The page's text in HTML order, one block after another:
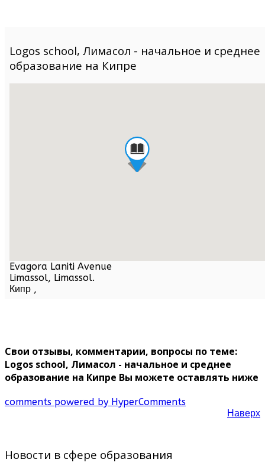
Logos school, Лимасол - начальное и среднее
образование на Кипре
Evagora Laniti Avenue
Limassol, Limassol.
Кипр ,
Свои отзывы, комментарии, вопросы по теме:
Logos school, Лимасол - начальное и среднее
образование на Кипре Вы можете оставлять ниже
comments powered by HyperComments
Наверх
Новости в сфере образования